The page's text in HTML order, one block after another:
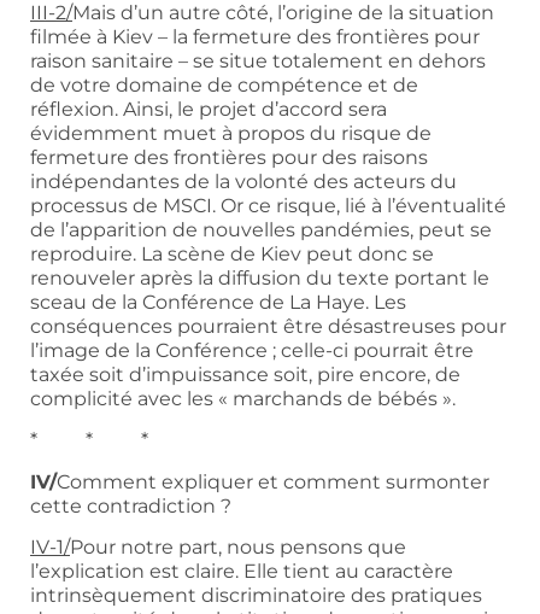
III-2/Mais d’un autre côté, l’origine de la situation
filmée à Kiev – la fermeture des frontières pour
raison sanitaire – se situe totalement en dehors
de votre domaine de compétence et de
réflexion. Ainsi, le projet d’accord sera
évidemment muet à propos du risque de
fermeture des frontières pour des raisons
indépendantes de la volonté des acteurs du
processus de MSCI. Or ce risque, lié à l’éventualité
de l’apparition de nouvelles pandémies, peut se
reproduire. La scène de Kiev peut donc se
renouveler après la diffusion du texte portant le
sceau de la Conférence de La Haye. Les
conséquences pourraient être désastreuses pour
l’image de la Conférence ; celle-ci pourrait être
taxée soit d’impuissance soit, pire encore, de
complicité avec les « marchands de bébés ».
* * *
IV/Comment expliquer et comment surmonter
cette contradiction ?
IV-1/Pour notre part, nous pensons que
l’explication est claire. Elle tient au caractère
intrinsèquement discriminatoire des pratiques